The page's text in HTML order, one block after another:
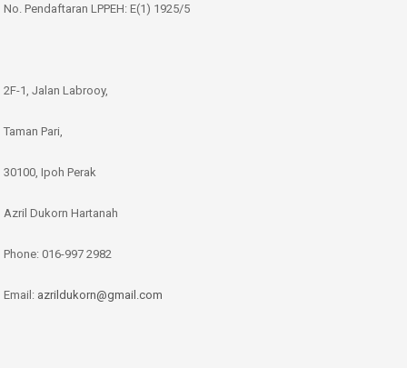
No. Pendaftaran LPPEH: E(1) 1925/5
2F-1, Jalan Labrooy,
Taman Pari,
30100, Ipoh Perak
Azril Dukorn Hartanah
Phone: 016-997 2982
Email: azrildukorn@gmail.com